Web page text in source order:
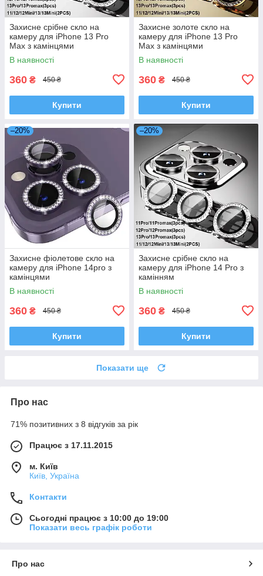
Захисне срібне скло на
камеру для iPhone 13 Pro
Max з камінцями
В наявності
360 ₴ 450 ₴
Купити
Захисне золоте скло на
камеру для iPhone 13 Pro
Max з камінцями
В наявності
360 ₴ 450 ₴
Купити
–20%
Захисне фіолетове скло на
камеру для iPhone 14pro з
камінцями
В наявності
360 ₴ 450 ₴
Купити
–20%
Захисне срібне скло на
камеру для iPhone 14 Pro з
камінням
В наявності
360 ₴ 450 ₴
Купити
Показати ще
Про нас
71% позитивних з 8 відгуків за рік
Працює з 17.11.2015
м. Київ
Київ, Україна
Контакти
Сьогодні працює з 10:00 до 19:00
Показати весь графік роботи
Про нас